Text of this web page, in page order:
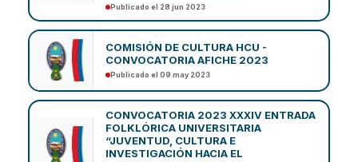
Publicado el 28 jun 2023
COMISIÓN DE CULTURA HCU -
CONVOCATORIA AFICHE 2023
Publicado el 09 may 2023
CONVOCATORIA 2023 XXXIV ENTRADA
FOLKLÓRICA UNIVERSITARIA
“JUVENTUD, CULTURA E
INVESTIGACIÓN HACIA EL